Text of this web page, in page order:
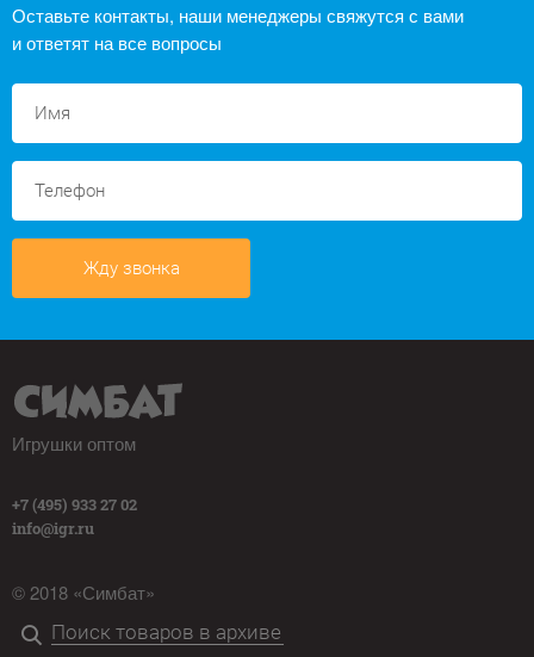
Оставьте контакты, наши менеджеры свяжутся с вами
и ответят на все вопросы
Жду звонка
Игрушки оптом
+7 (495) 933 27 02
info@igr.ru
© 2018 «Симбат»